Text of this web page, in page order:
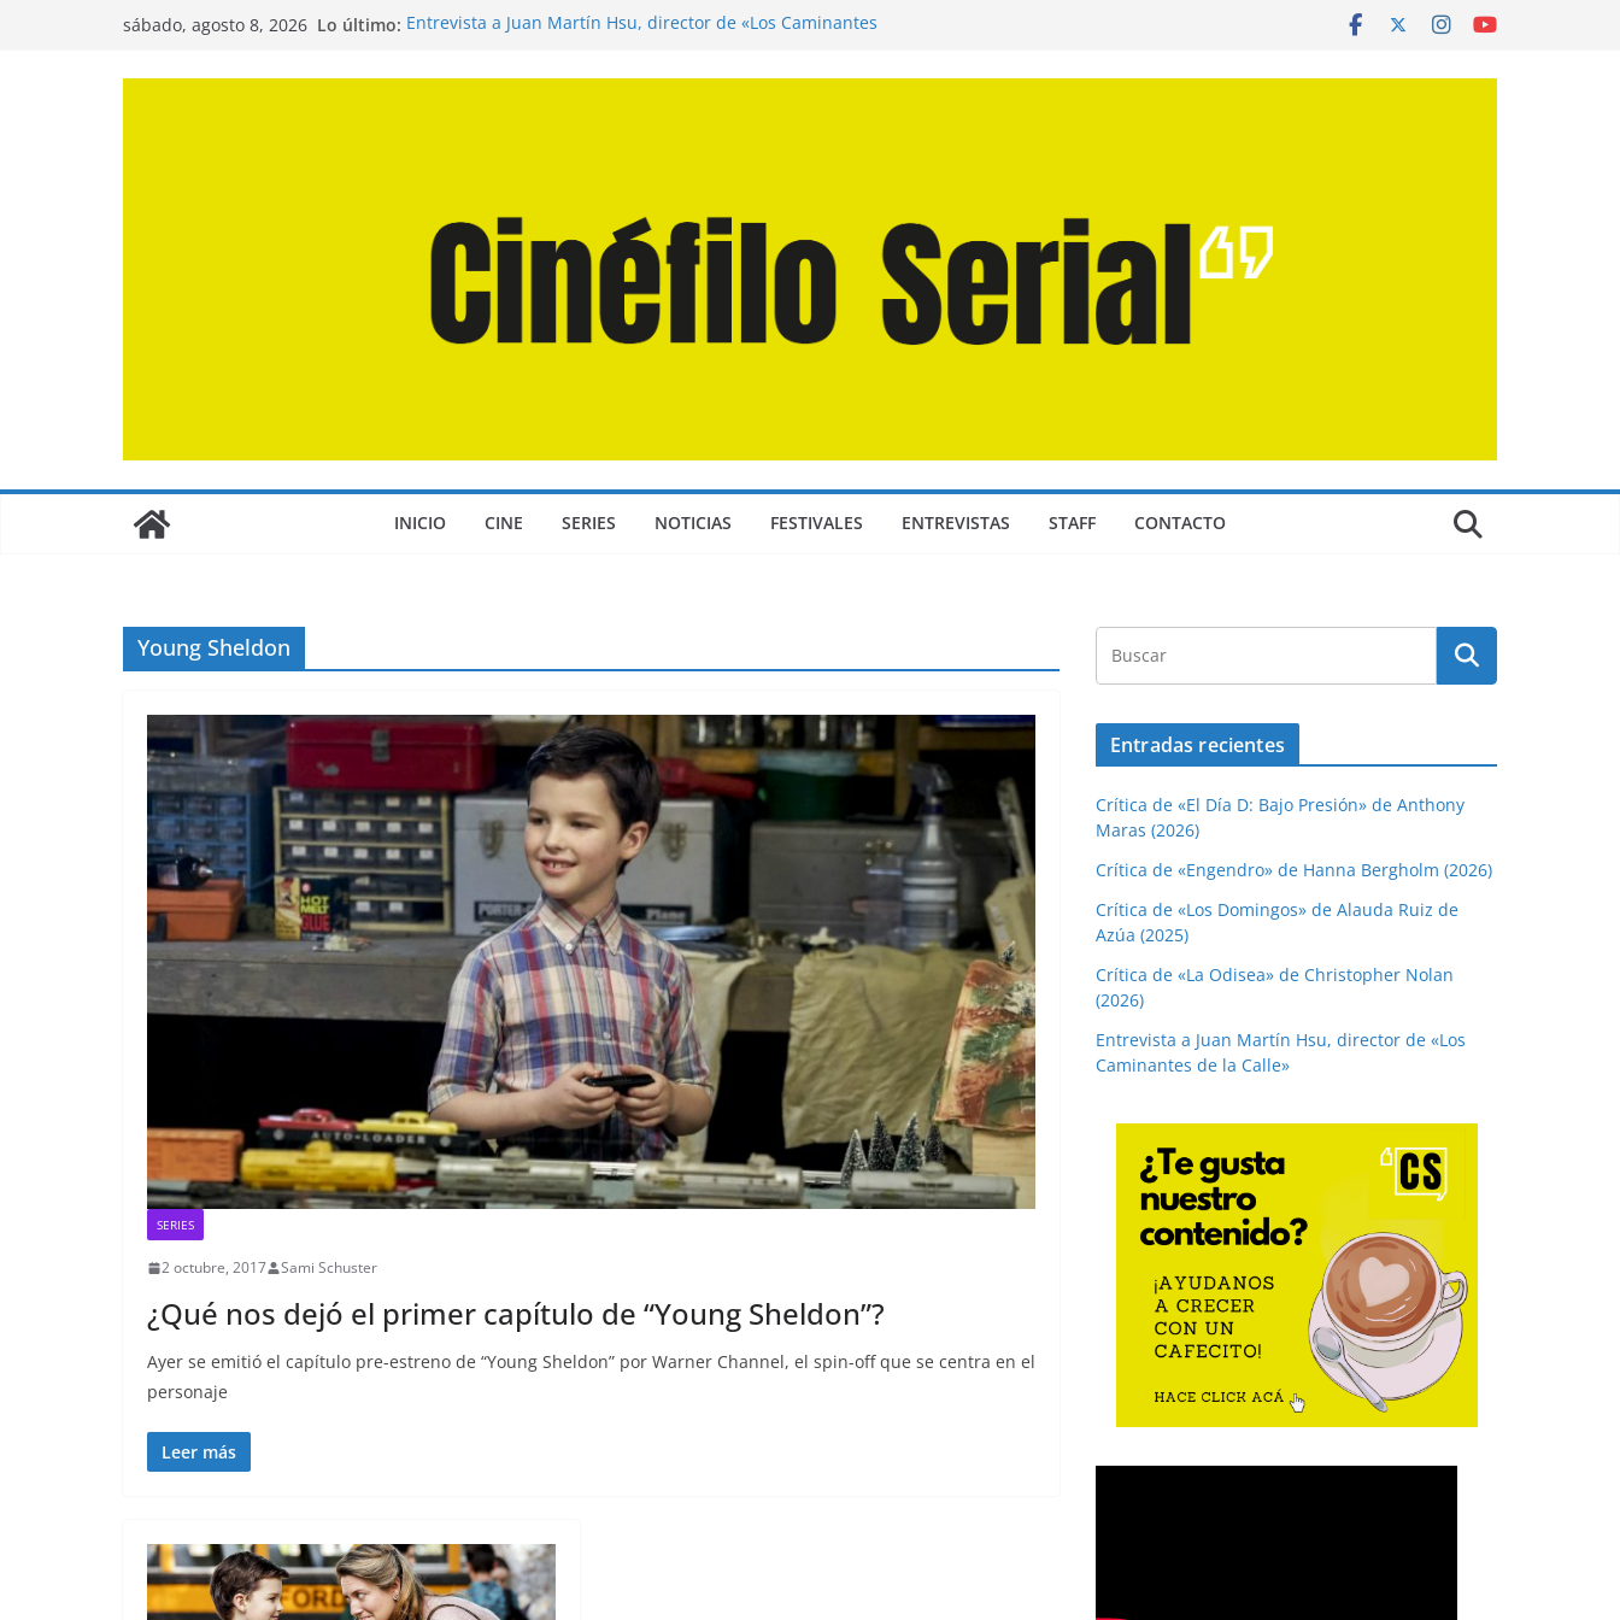
sábado, agosto 8, 2026 Lo último: Entrevista a Juan Martín Hsu, director de «Los Caminantes
INICIO CINE SERIES NOTICIAS FESTIVALES ENTREVISTAS STAFF CONTACTO
Young Sheldon
SERIES
2 octubre, 2017 Sami Schuster
¿Qué nos dejó el primer capítulo de “Young Sheldon”?
Ayer se emitió el capítulo pre-estreno de “Young Sheldon” por Warner Channel, el spin-off que se centra en el
personaje
Leer más
Entradas recientes
Crítica de «El Día D: Bajo Presión» de Anthony
Maras (2026)
Crítica de «Engendro» de Hanna Bergholm (2026)
Crítica de «Los Domingos» de Alauda Ruiz de
Azúa (2025)
Crítica de «La Odisea» de Christopher Nolan
(2026)
Entrevista a Juan Martín Hsu, director de «Los
Caminantes de la Calle»